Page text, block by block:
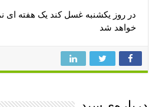
در روز یکشنبه غسل کند یک هفته ای
خواهد شد